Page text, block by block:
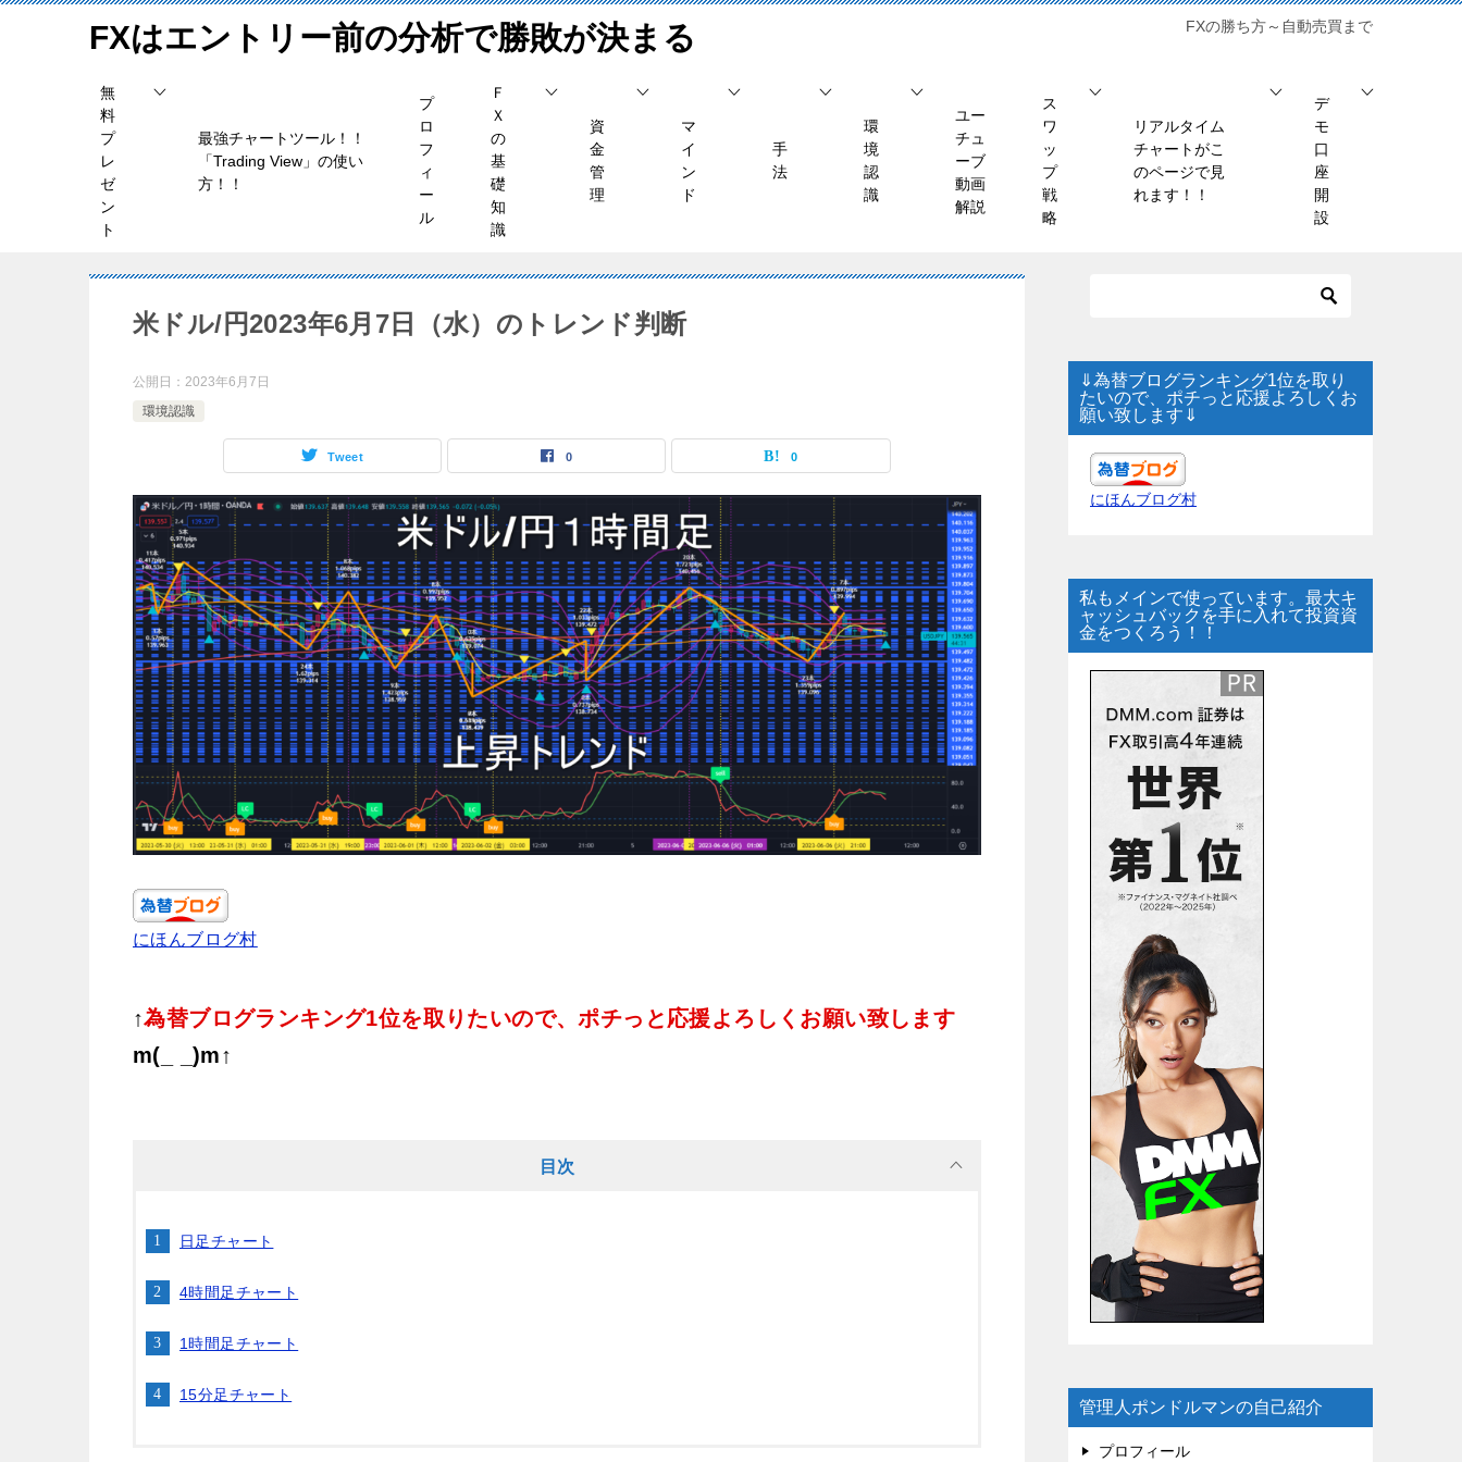
FXはエントリー前の分析で勝敗が決まる FXの勝ち方～自動売買まで
無
料
プ
レ
ゼ
ン
ト
最強チャートツール！！
「Trading View」の使い
方！！
プ
ロ
フ
ィ
ー
ル
Ｆ
Ｘ
の
基
礎
知
識
資
金
管
理
マ
イ
ン
ド
手
法
環
境
認
識
ユー
チュ
ーブ
動画
解説
ス
ワ
ッ
プ
戦
略
リアルタイム
チャートがこ
のページで見
れます！！
デ
モ
口
座
開
設
米ドル/円2023年6月7日（水）のトレンド判断
公開日： 2023年6月7日
環境認識
Tweet 0 0
にほんブログ村
↑為替ブログランキング1位を取りたいので、ポチっと応援よろしくお願い致します
m(_ _)m↑
目次
日足チャート
4時間足チャート
1時間足チャート
15分足チャート
⇓為替ブログランキング1位を取り
たいので、ポチっと応援よろしくお
願い致します⇓
にほんブログ村
私もメインで使っています。最大キ
ャッシュバックを手に入れて投資資
金をつくろう！！
管理人ポンドルマンの自己紹介
プロフィール